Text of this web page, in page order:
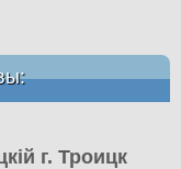
г. Троицк